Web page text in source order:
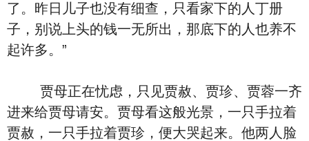
了。昨日儿子也没有细查，只看家下的人丁册
子，别说上头的钱一无所出，那底下的人也养不
起许多。”
贾母正在忧虑，只见贾赦、贾珍、贾蓉一齐
进来给贾母请安。贾母看这般光景，一只手拉着
贾赦，一只手拉着贾珍，便大哭起来。他两人脸